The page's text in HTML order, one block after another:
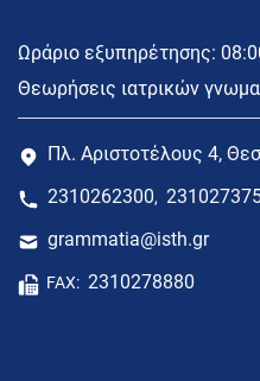
Ωράριο εξυπηρέτησης:
Θεωρήσεις ιατρικών
Πλ. Αριστοτέλους 4,
2310262300,
grammatia@isth.gr
FAX: 2310278880